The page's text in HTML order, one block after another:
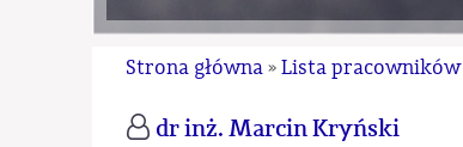
Strona główna » Lista pracowników
dr inż. Marcin Kryński